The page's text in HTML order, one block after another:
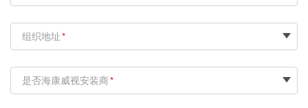
组织地址
是否海康威视安装商